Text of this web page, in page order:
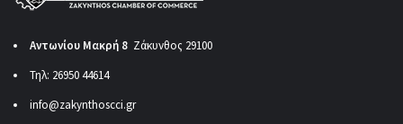
Αντωνίου Μακρή 8 Ζάκυνθος 29100
Τηλ: 26950 44614
info@zakynthoscci.gr